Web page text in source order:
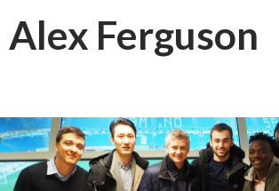
Alex Ferguson